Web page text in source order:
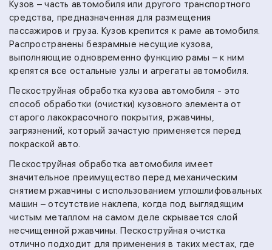
Кузов – часть автомобиля или другого транспортного
средства, предназначенная для размещения
пассажиров и груза. Кузов крепится к раме автомобиля.
Распространены безрамные несущие кузова,
выполняющие одновременно функцию рамы – к ним
крепятся все остальные узлы и агрегаты автомобиля.
Пескоструйная обработка кузова автомобиля - это
способ обработки (очистки) кузовного элемента от
старого лакокрасочного покрытия, ржавчины,
загрязнений, который зачастую применяется перед
покраской авто.
Пескоструйная обработка автомобиля имеет
значительное преимущество перед механическим
снятием ржавчины с использованием углошлифовальных
машин – отсутствие наклепа, когда под выглядящим
чистым металлом на самом деле скрывается слой
несчищенной ржавчины. Пескоструйная очистка
отлично подходит для применения в таких местах, где